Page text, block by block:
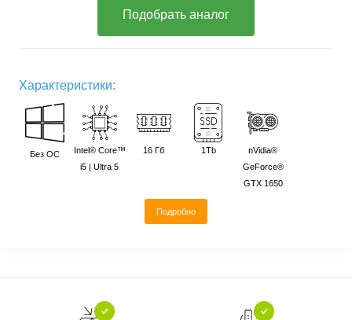
Подобрать аналог
Характеристики:
Без ОС
Intel® Core™
i5 | Ultra 5
16 Гб 1Tb
nVidia®
GeForce®
GTX 1650
Подробно